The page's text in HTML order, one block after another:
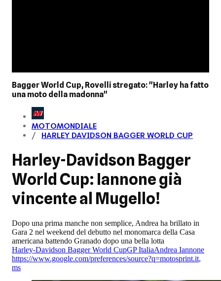
Bagger World Cup, Rovelli stregato: "Harley ha fatto
una moto della madonna"
MOTOMONDIALE
HARLEY DAVIDSON BAGGER WORLD CUP
Harley-Davidson Bagger
World Cup: Iannone già
vincente al Mugello!
Dopo una prima manche non semplice, Andrea ha brillato in
Gara 2 nel weekend del debutto nel monomarca della Casa
americana battendo Granado dopo una bella lotta
Harley-Davidson Bagger World CupGP ItaliaAndrea Iannone
https://www.google.com/preferences/source?q=motosprint.it,
ms